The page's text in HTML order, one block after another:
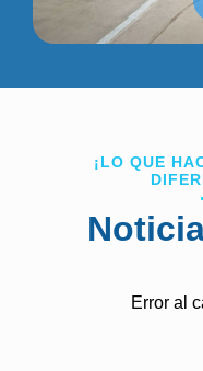
¡LO QUE
Error al